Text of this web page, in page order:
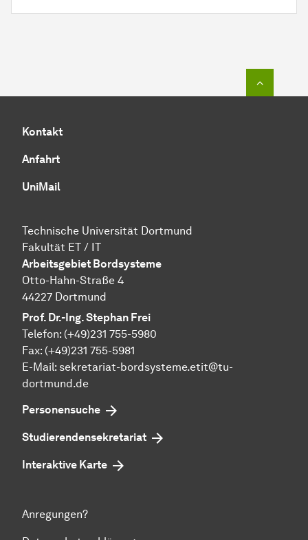
Kontakt
Anfahrt
UniMail
Technische Universität Dortmund
Fakultät ET / IT
Arbeitsgebiet Bordsysteme
Otto-Hahn-Straße 4
44227 Dortmund
Prof. Dr.-Ing. Stephan Frei
Telefon: (+49)231 755-5980
Fax: (+49)231 755-5981
E-Mail: sekretariat-bordsysteme.etit@tu-
dortmund.de
Personensuche
Studierendensekretariat
Interaktive Karte
Anregungen?